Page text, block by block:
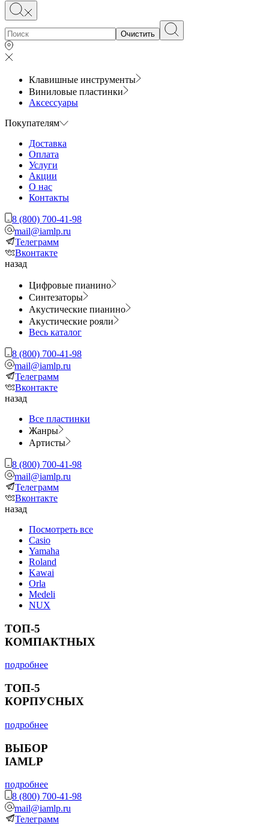
Очистить
Клавишные инструменты
Виниловые пластинки
Аксессуары
Покупателям
Доставка
Оплата
Услуги
Акции
О нас
Контакты
8 (800) 700-41-98
mail@iamlp.ru
Телеграмм
Вконтакте
назад
Цифровые пианино
Синтезаторы
Акустические пианино
Акустические рояли
Весь каталог
8 (800) 700-41-98
mail@iamlp.ru
Телеграмм
Вконтакте
назад
Все пластинки
Жанры
Артисты
8 (800) 700-41-98
mail@iamlp.ru
Телеграмм
Вконтакте
назад
Посмотреть все
Casio
Yamaha
Roland
Kawai
Orla
Medeli
NUX
ТОП-5
КОМПАКТНЫХ
подробнее
ТОП-5
КОРПУСНЫХ
подробнее
ВЫБОР
IAMLP
подробнее
8 (800) 700-41-98
mail@iamlp.ru
Телеграмм